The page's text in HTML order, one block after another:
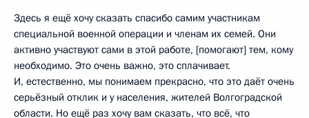
Здесь я ещё хочу сказать спасибо самим участникам
специальной военной операции и членам их семей. Они
активно участвуют сами в этой работе, [помогают] тем, кому
необходимо. Это очень важно, это сплачивает.
И, естественно, мы понимаем прекрасно, что это даёт очень
серьёзный отклик и у населения, жителей Волгоградской
области. Но ещё раз хочу вам сказать, что всё, что